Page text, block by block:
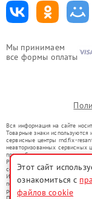
Мы принимаем
все формы оплаты
Вся информация на сайте
Товарные знаки используются
сервисные центры rnd.fix-
неавторизованных сервисных
правообладателями товарных
Ремонт осуществляется для
со статьей 1487 ГК РФ.
Использование товарных
потребителей в заблуждение,
ремонту техники указанных
Этот сайт
ознакомиться с
файлов cookie